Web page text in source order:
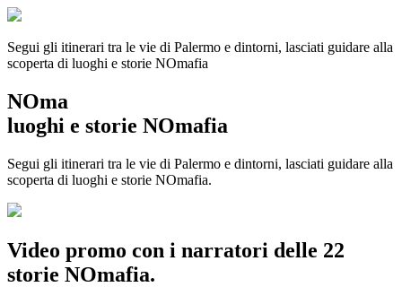
Segui gli itinerari tra le vie di Palermo e dintorni, lasciati guidare alla
scoperta di luoghi e storie NOmafia
NOma
luoghi e storie NOmafia
Segui gli itinerari tra le vie di Palermo e dintorni, lasciati guidare alla
scoperta di luoghi e storie NOmafia.
Video promo con i narratori delle 22
storie NOmafia.